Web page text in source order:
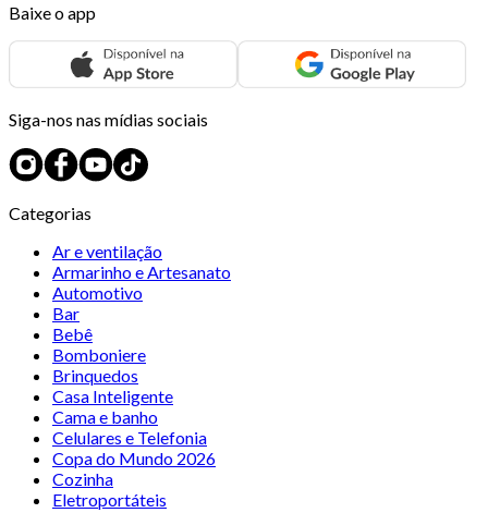
Baixe o app
Siga-nos nas mídias sociais
Categorias
Ar e ventilação
Armarinho e Artesanato
Automotivo
Bar
Bebê
Bomboniere
Brinquedos
Casa Inteligente
Cama e banho
Celulares e Telefonia
Copa do Mundo 2026
Cozinha
Eletroportáteis